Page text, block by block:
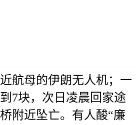
航母的伊朗无人机；一
7块，次日凌晨回家途
附近坠亡。有人酸“廉